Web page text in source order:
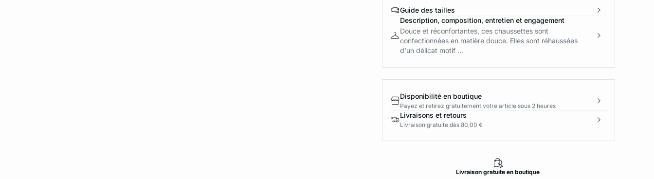
Guide des tailles
Description, composition, entretien et engagement
Douce et réconfortantes, ces chaussettes sont
confectionnées en matière douce. Elles sont réhaussées
d'un délicat motif ...
Disponibilité en boutique
Payez et retirez gratuitement votre article sous 2 heures
Livraisons et retours
Livraison gratuite dès 80,00 €
Livraison gratuite en boutique